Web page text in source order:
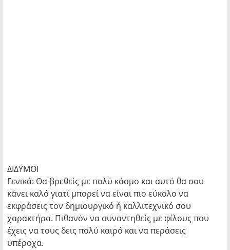
ΔΙΔΥΜΟΙ
Γενικά: Θα βρεθείς με πολύ κόσμο και αυτό θα σου
κάνει καλό γιατί μπορεί να είναι πιο εύκολο να
εκφράσεις τον δημιουργικό ή καλλιτεχνικό σου
χαρακτήρα. Πιθανόν να συναντηθείς με φίλους που
έχεις να τους δεις πολύ καιρό και να περάσεις
υπέροχα.